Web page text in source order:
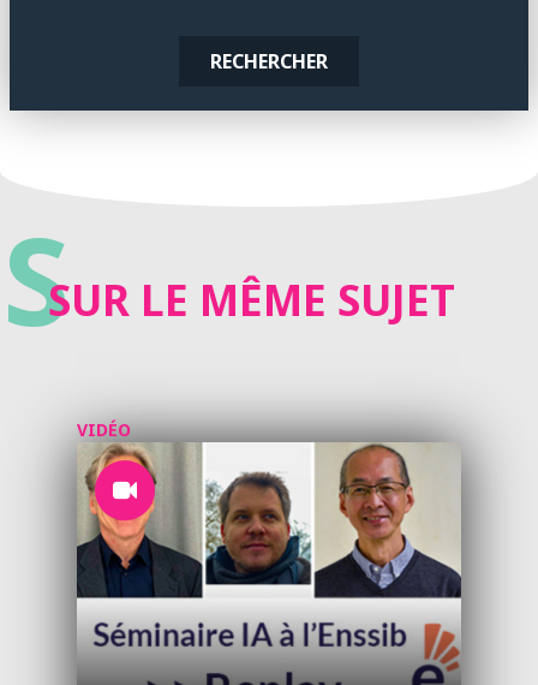
RECHERCHER
SSUR LE MÊME SUJET
VIDÉO